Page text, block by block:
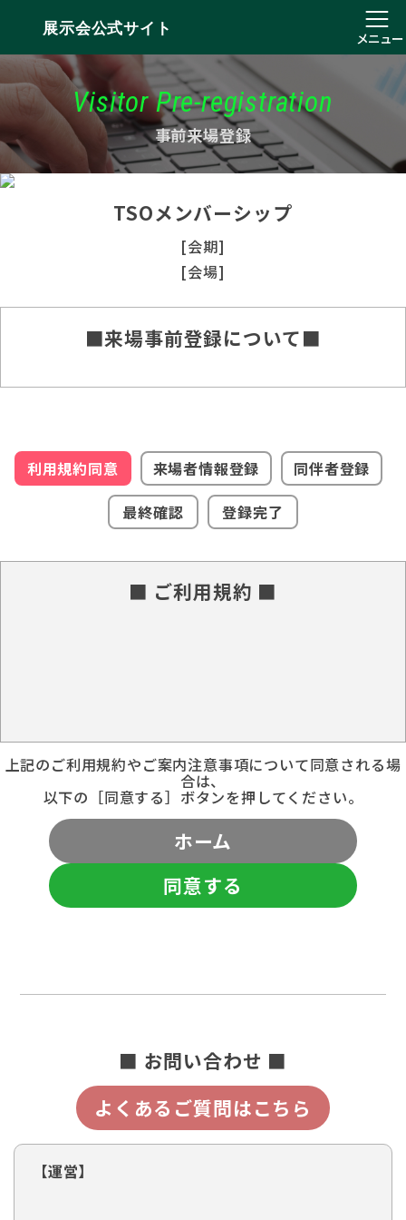
展示会公式サイト
メニュー
Visitor Pre-registration
事前来場登録
TSOメンバーシップ
[会期]
[会場]
■来場事前登録について■
利用規約同意 来場者情報登録
同伴者登録
最終確認
登録完了
■ ご利用規約 ■
上記のご利用規約やご案内注意事項について同意される場
合は、
以下の［同意する］ボタンを押してください。
ホーム
同意する
■ お問い合わせ ■
よくあるご質問はこちら
【運営】